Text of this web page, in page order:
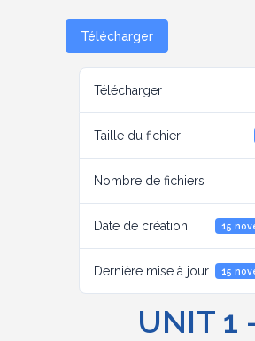
Télécharger
Télécharger
Taille du fichier
Nombre de fichiers
Date de création 15
Dernière mise à jour 15
UNIT 1